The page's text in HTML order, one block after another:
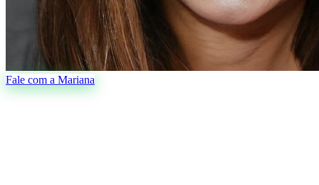
Fale com a Mariana